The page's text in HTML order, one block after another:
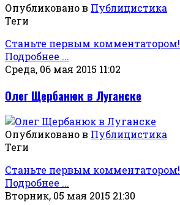
Опубликовано в Публицистика
Теги
Станьте первым комментатором!
Подробнее ...
Среда, 06 мая 2015 11:02
Олег Щербанюк в Луганске
Опубликовано в Публицистика
Теги
Станьте первым комментатором!
Подробнее ...
Вторник, 05 мая 2015 21:30